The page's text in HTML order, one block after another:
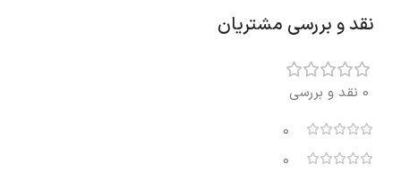
نقد و بررسی مشتریان
0 نقد و بررسی
0
0